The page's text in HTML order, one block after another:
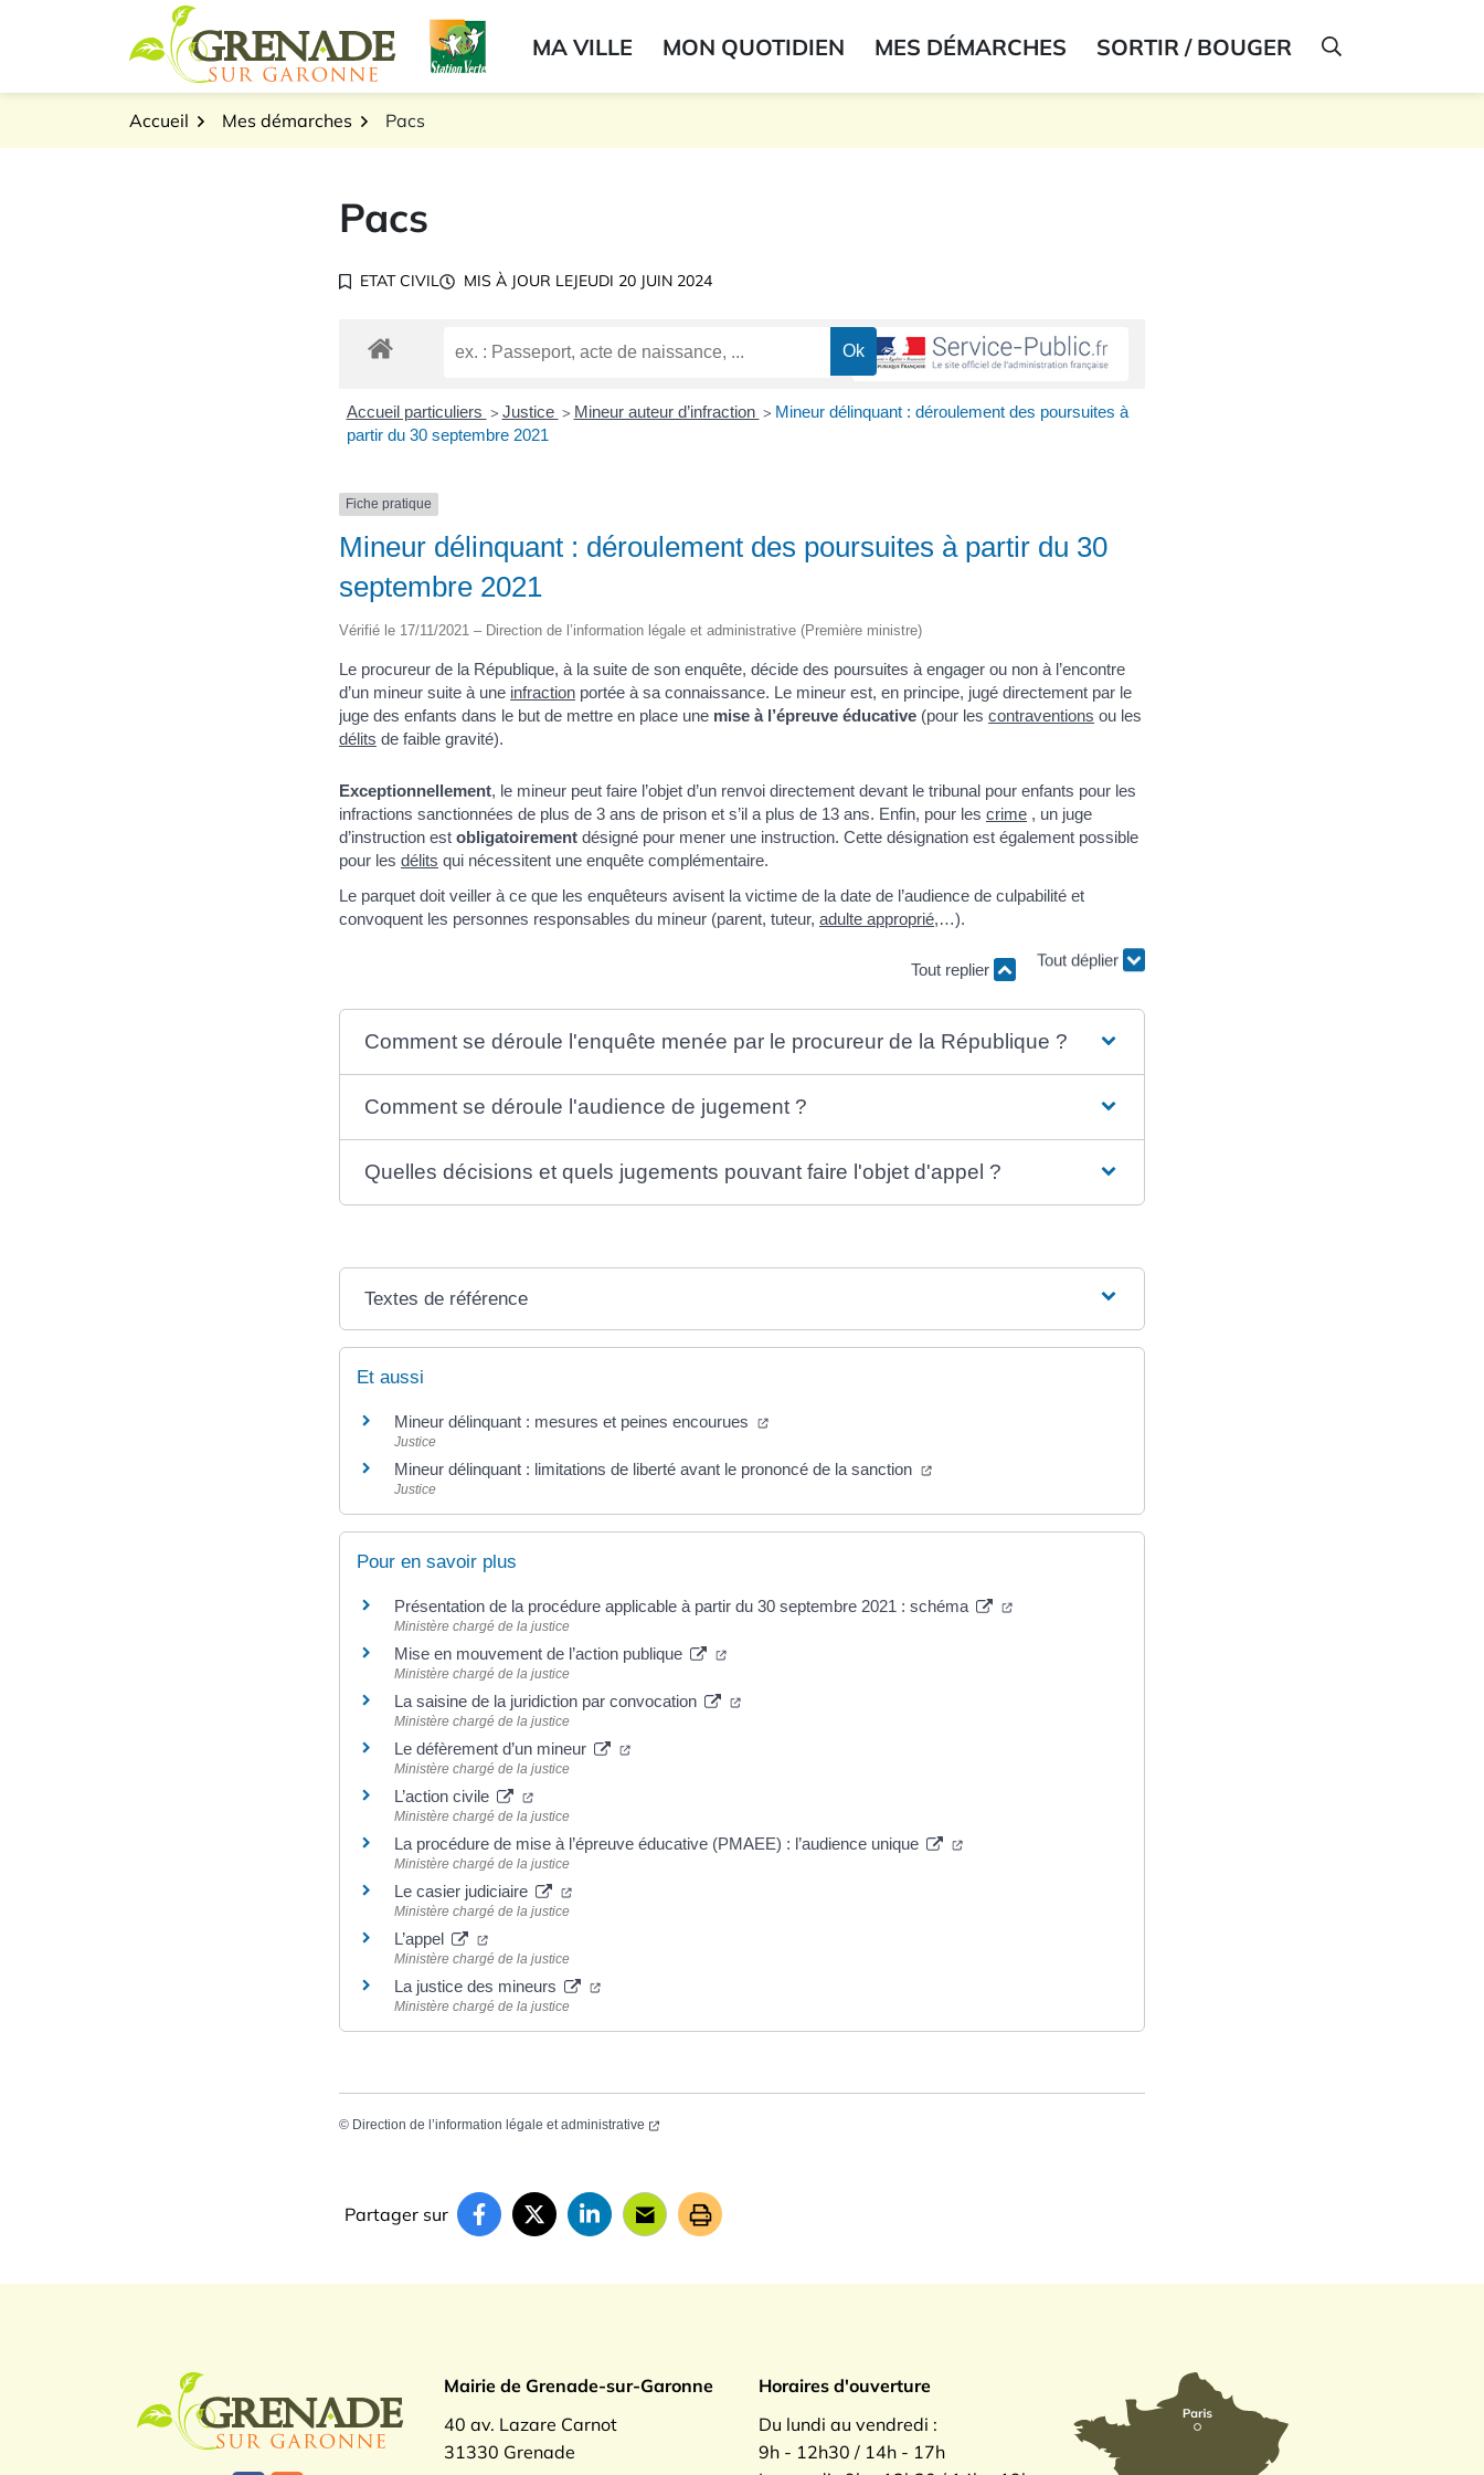
Logo Grenade sur GaronneMA VILLE MON QUOTIDIEN MES DÉMARCHES SORTIR / BOUGER AFFICHER LA
Accueil Mes démarches Pacs
Pacs
ETAT CIVIL MIS À JOUR LEJEUDI 20 JUIN 2024
Accueil particuliers > Justice > Mineur auteur d’infraction > Mineur délinquant : déroulement des poursuites à
partir du 30 septembre 2021
Fiche pratique
Mineur délinquant : déroulement des poursuites à partir du 30
septembre 2021
Vérifié le 17/11/2021 – Direction de l’information légale et administrative (Première ministre)
Le procureur de la République, à la suite de son enquête, décide des poursuites à engager ou non à l’encontre
d’un mineur suite à une infraction portée à sa connaissance. Le mineur est, en principe, jugé directement par le
juge des enfants dans le but de mettre en place une mise à l’épreuve éducative (pour les contraventions ou les
délits de faible gravité).
Exceptionnellement, le mineur peut faire l’objet d’un renvoi directement devant le tribunal pour enfants pour les
infractions sanctionnées de plus de 3 ans de prison et s’il a plus de 13 ans. Enfin, pour les crime , un juge
d’instruction est obligatoirement désigné pour mener une instruction. Cette désignation est également possible
pour les délits qui nécessitent une enquête complémentaire.
Le parquet doit veiller à ce que les enquêteurs avisent la victime de la date de l’audience de culpabilité et
convoquent les personnes responsables du mineur (parent, tuteur, adulte approprié,…).
Tout replier Tout déplier
Comment se déroule l'enquête menée par le procureur de la République ?
Comment se déroule l'audience de jugement ?
Quelles décisions et quels jugements pouvant faire l'objet d'appel ?
Textes de référence
Et aussi
Mineur délinquant : mesures et peines encourues
Justice
Mineur délinquant : limitations de liberté avant le prononcé de la sanction
Justice
Pour en savoir plus
Présentation de la procédure applicable à partir du 30 septembre 2021 : schéma
Ministère chargé de la justice
Mise en mouvement de l’action publique
Ministère chargé de la justice
La saisine de la juridiction par convocation
Ministère chargé de la justice
Le défèrement d’un mineur
Ministère chargé de la justice
L’action civile
Ministère chargé de la justice
La procédure de mise à l’épreuve éducative (PMAEE) : l’audience unique
Ministère chargé de la justice
Le casier judiciaire
Ministère chargé de la justice
L’appel
Ministère chargé de la justice
La justice des mineurs
Ministère chargé de la justice
© Direction de l’information légale et administrative
Partager sur
Logo Grenade sur Garonne
Mairie de Grenade-sur-Garonne
40 av. Lazare Carnot
31330 Grenade
Horaires d'ouverture
Du lundi au vendredi :
9h - 12h30 / 14h - 17h